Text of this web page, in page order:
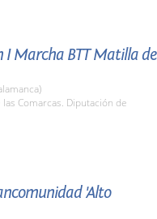
I Marcha BTT Matilla de
las Comarcas. Diputación de
'Alto